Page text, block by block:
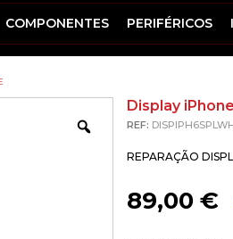
COMPONENTES PERIFÉRICOS
Zoom
Display
REF:
REPARAÇÃO
89,00 €